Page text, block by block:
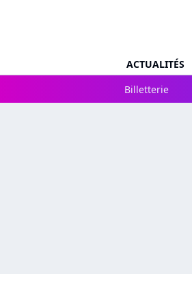
ACTUALITÉS
Billetterie